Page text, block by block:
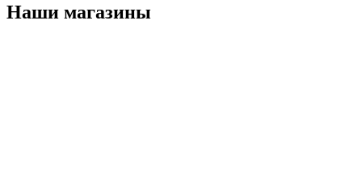
Наши магазины